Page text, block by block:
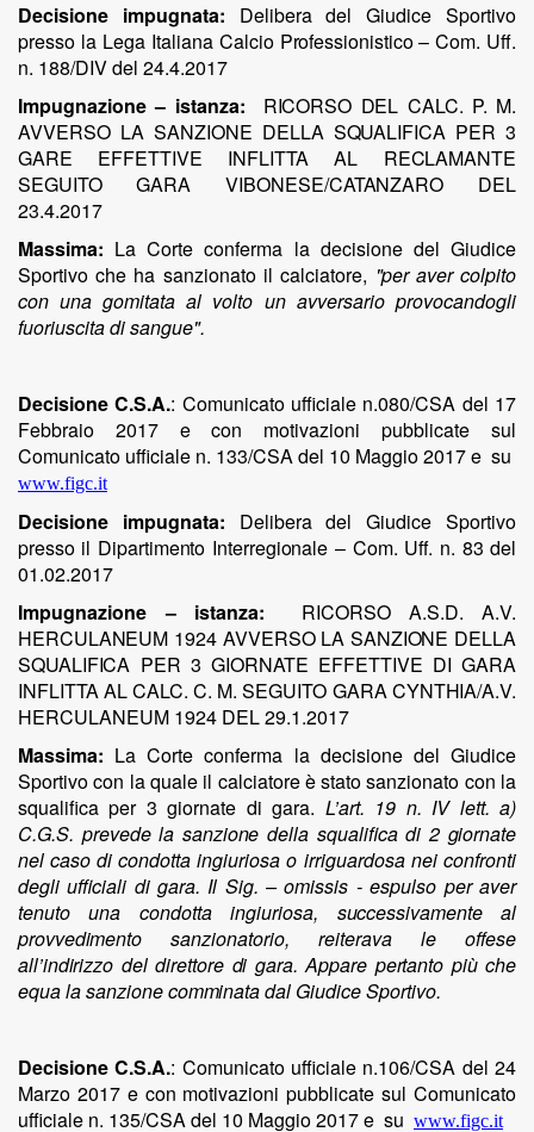
Decisione impugnata: Delibera del Giudice Sportivo
presso la Lega Italiana Calcio Professionistico–Com. Uff.
n. 188/DIV del 24.4.2017
Impugnazione – istanza: RICORSO DEL CALC. P. M.
AVVERSO LASANZIONE DELLA SQUALIFICAPER 3
GARE
EFFETTIVE INFLITTA AL
RECLAMANTE
SEGUITOGARAVIBONESE/CATANZARO DEL
23.4.2017
Massima: La Corte conferma la decisione del Giudice
Sportivo che ha sanzionato il calciatore, "per aver colpito
conuna gomitata al volto un avversario provocandogli
fuoriuscita di sangue".
Decisione C.S.A.: Comunicato ufficiale n.080/CSA del 17
Febbraio 2017 e con motivazioni pubblicate sul
Comunicato ufficiale n. 133/CSA del 10 Maggio 2017 e su
www.figc.it
Decisione impugnata: Delibera del Giudice Sportivo
presso il Dipartimento Interregionale – Com. Uff. n. 83 del
01.02.2017
Impugnazione – istanza: RICORSO A.S.D.
A.V.
HERCULANEUM 1924 AVVERSO LA SANZIONE DELLA
SQUALIFICA PER 3GIORNATE EFFETTIVE DI GARA
INFLITTAALCALC. C. M. SEGUITO GARACYNTHIA/A.V.
HERCULANEUM 1924 DEL 29.1.2017
Massima: La Corte conferma la decisione del Giudice
Sportivo con la quale il calciatore è stato sanzionato con la
squalifica per 3 giornate di gara. L’art. 19 n. IV lett. a)
C.G.S. prevede la sanzione della squalifica di 2 giornate
nel caso dicondotta ingiuriosa o irriguardosa nei confronti
degliufficiali di gara. Il Sig. – omissis - espulso per aver
tenuto una condotta ingiuriosa, successivamenteal
provvedimento sanzionatorio, reiterava leoffese
all’indirizzo deldirettore di gara. Appare pertanto più che
equala sanzionecomminatadalGiudice Sportivo.
Decisione C.S.A.: Comunicato ufficiale n.106/CSA del 24
Marzo 2017 e con motivazioni pubblicate sul Comunicato
ufficiale n. 135/CSA del 10 Maggio 2017 e su www.figc.it